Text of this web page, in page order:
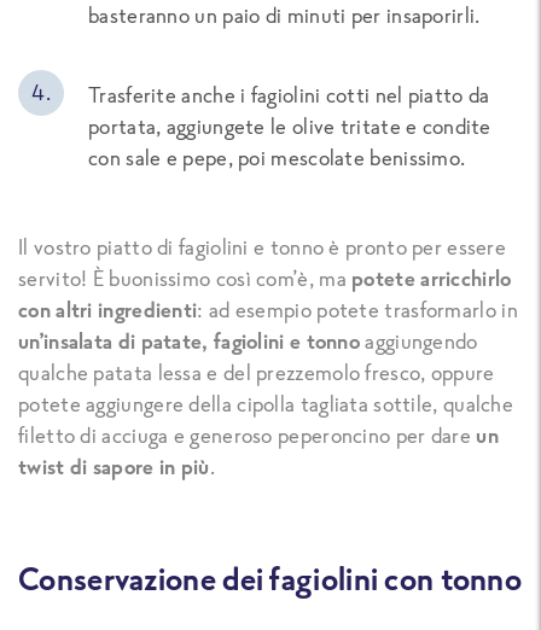
basteranno un paio di minuti per insaporirli.
Trasferite anche i fagiolini cotti nel piatto da
portata, aggiungete le olive tritate e condite
con sale e pepe, poi mescolate benissimo.
Il vostro piatto di fagiolini e tonno è pronto per essere
servito! È buonissimo così com’è, ma potete arricchirlo
con altri ingredienti: ad esempio potete trasformarlo in
un’insalata di patate, fagiolini e tonnoaggiungendo
qualche patata lessa e del prezzemolo fresco, oppure
potete aggiungere della cipolla tagliata sottile, qualche
filetto di acciuga e generoso peperoncino per dare un
twist di sapore in più.
Conservazione dei fagiolini con tonno